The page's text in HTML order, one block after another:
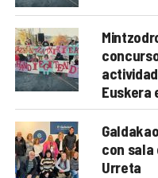
Euskera
con sala
Urreta